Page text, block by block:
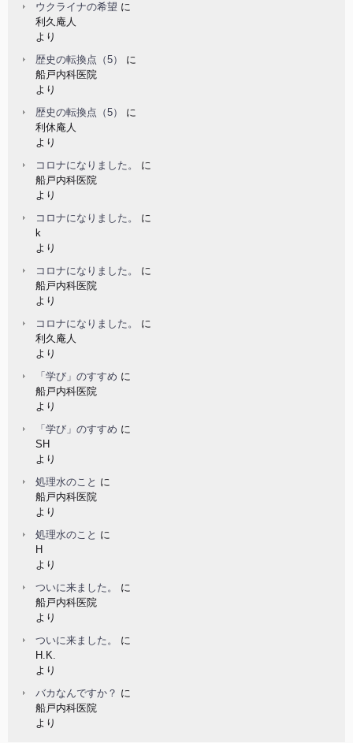
ウクライナの希望 に
利久庵人
より
歴史の転換点（5）
に
船戸内科医院
より
歴史の転換点（5）
に
利休庵人
より
コロナになりました。
に
船戸内科医院
より
コロナになりました。
に
k
より
コロナになりました。
に
船戸内科医院
より
コロナになりました。
に
利久庵人
より
「学び」のすすめ に
船戸内科医院
より
「学び」のすすめ に
SH
より
処理水のこと に
船戸内科医院
より
処理水のこと に
H
より
ついに来ました。
に
船戸内科医院
より
ついに来ました。
に
H.K.
より
バカなんですか？ に
船戸内科医院
より